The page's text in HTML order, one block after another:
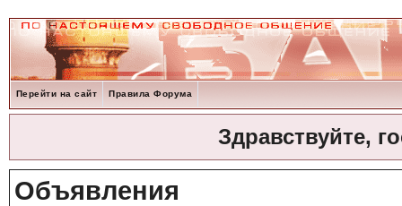
Перейти на сайт Правила Форума
Здравствуйте,
Объявления